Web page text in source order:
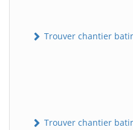
Trouver chantier
Trouver chantier